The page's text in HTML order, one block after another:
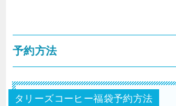
予約方法
タリーズコーヒー福袋予約方法